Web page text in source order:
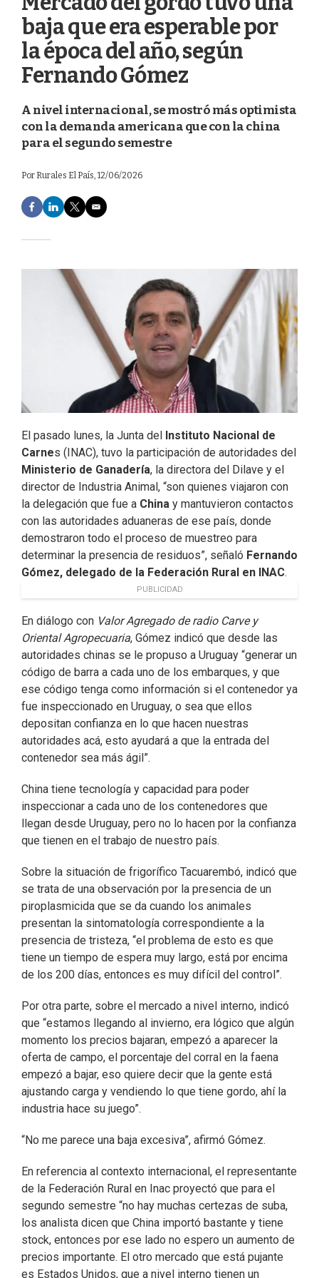
baja que era esperable por
la época del año, según
Fernando Gómez
A nivel internacional, se mostró más optimista
con la demanda americana que con la china
para el segundo semestre
Por Rurales El País, 12/06/2026
F
a
e
o
L
i
d
T
w
e
r
E
m
El pasado lunes, la Junta del
Instituto Nacional de
Carnes (INAC), tuvo la participación de autoridades del
Ministerio de Ganadería, la directora del Dilave y el
director de Industria Animal, “son quienes viajaron con
la delegación que fue a China y mantuvieron contactos
con las autoridades aduaneras de ese país, donde
demostraron todo el proceso de muestreo para
determinar la presencia de residuos”, señaló Fernando
Gómez, delegado de la Federación Rural en INAC.
PUBLICIDAD
En diálogo con Valor Agregado de radio Carve y
Oriental Agropecuaria, Gómez indicó que desde las
autoridades chinas se le propuso a Uruguay “generar un
código de barra a cada uno de los embarques, y que
ese código tenga como información si el contenedor ya
fue inspeccionado en Uruguay, o sea que ellos
depositan confianza en lo que hacen nuestras
autoridades acá, esto ayudará a que la entrada del
contenedor sea más ágil”.
China tiene tecnología y capacidad para poder
inspeccionar a cada uno de los contenedores que
llegan desde Uruguay, pero no lo hacen por la confianza
que tienen en el trabajo de nuestro país.
Sobre la situación de frigorífico Tacuarembó, indicó que
se trata de una observación por la presencia de un
piroplasmicida que se da cuando los animales
presentan la sintomatología correspondiente a la
presencia de tristeza, “el problema de esto es que
tiene un tiempo de espera muy largo, está por encima
de los 200 días, entonces es muy difícil del control”.
Por otra parte, sobre el mercado a nivel interno, indicó
que “estamos llegando al invierno, era lógico que algún
momento los precios bajaran, empezó a aparecer la
oferta de campo, el porcentaje del corral en la faena
empezó a bajar, eso quiere decir que la gente está
ajustando carga y vendiendo lo que tiene gordo, ahí la
industria hace su juego”.
“No me parece una baja excesiva”, afirmó Gómez.
En referencia al contexto internacional, el representante
de la Federación Rural en Inac proyectó que para el
segundo semestre “no hay muchas certezas de suba,
los analista dicen que China importó bastante y tiene
stock, entonces por ese lado no espero un aumento de
precios importante. El otro mercado que está pujante
es Estados Unidos, que a nivel interno tienen un